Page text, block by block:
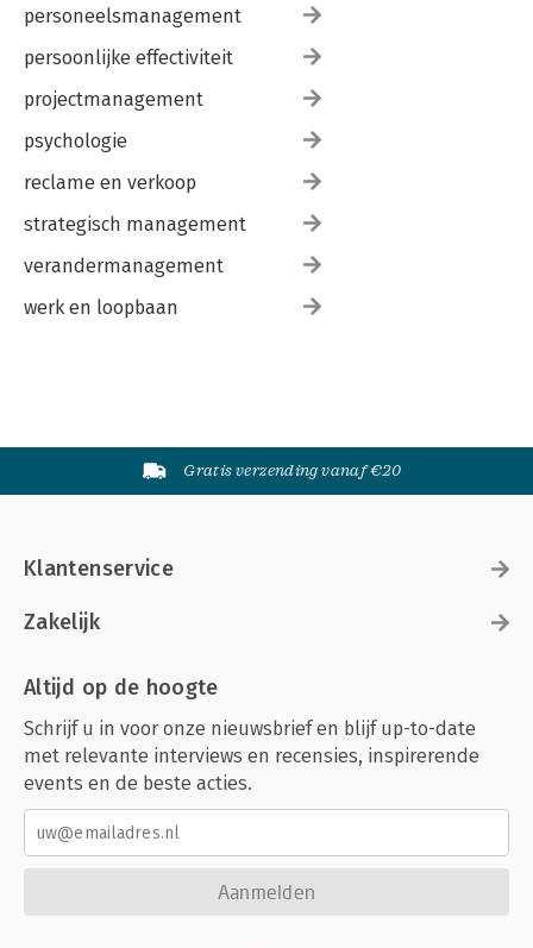
personeelsmanagement
persoonlijke effectiviteit
projectmanagement
psychologie
reclame en verkoop
strategisch management
verandermanagement
werk en loopbaan
Gratis verzending vanaf €20
Klantenservice
Zakelijk
Altijd op de hoogte
Schrijf u in voor onze nieuwsbrief en blijf up-to-date
met relevante interviews en recensies, inspirerende
events en de beste acties.
Aanmelden